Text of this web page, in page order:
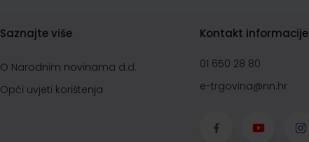
Saznajte više
O Narodnim novinama d.d.
Opći uvjeti korištenja
Kontakt informacije
01 650 28 80
e-trgovina@nn.hr